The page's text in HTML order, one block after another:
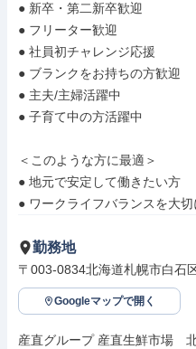
● 新卒・第二新卒歓迎
● フリーター歓迎
● 社員初チャレンジ応援
● ブランクをお持ちの方歓迎
● 主夫/主婦活躍中
● 子育て中の方活躍中
＜このような方に最適＞
● 地元で安定して働きたい方
● ワークライフバランスを大
勤務地
〒003-0834北海道札幌市白石
Googleマップで開く
産直グループ 産直生鮮市場　